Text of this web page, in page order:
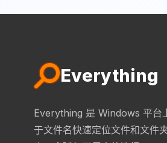
Everything
Everything 是 Windows 平台
于文件名快速定位文件和文件